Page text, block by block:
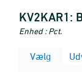
KV2KAR1:
Enhed : Pct.
Vælg